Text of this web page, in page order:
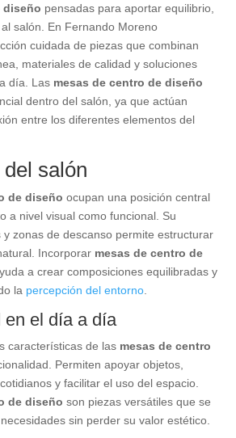
diseño pensadas para aportar equilibrio,
salón. En Fernando Moreno
cuidada de piezas que combinan
materiales de calidad y soluciones
día. Las mesas de centro de diseño
dentro del salón, ya que actúan
entre los diferentes elementos del
salón
de diseño ocupan una posición central
a nivel visual como funcional. Su
y zonas de descanso permite estructurar
Incorporar mesas de centro de
a crear composiciones equilibradas y
la percepción del entorno
en el día a día
características de las mesas de centro
Permiten apoyar objetos,
y facilitar el uso del espacio.
de diseño son piezas versátiles que se
sin perder su valor estético.